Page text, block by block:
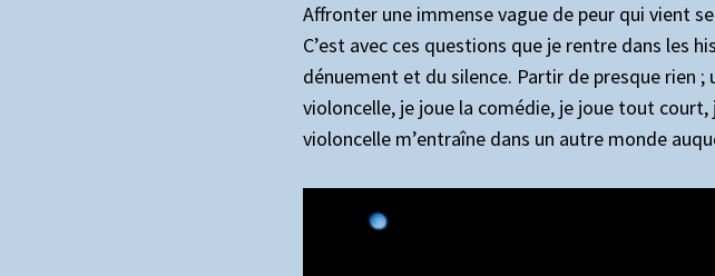
Affronter une immense vague de peur qui vient
C’est avec ces questions que je rentre dans les
dénuement et du silence. Partir de presque rien
violoncelle, je joue la comédie, je joue tout court,
violoncelle m’entraîne dans un autre monde